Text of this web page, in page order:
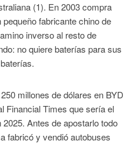
(1). En 2003 compra
fabricante chino de
inverso al resto de
no quiere baterías para sus
millones de dólares en BYD
Financial Times que sería el
Antes de apostarlo todo
fabricó y vendió autobuses